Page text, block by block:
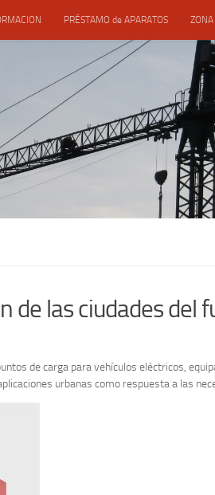
PRÉSTAMO de APARATOS
de las ciudades del
de carga para vehículos eléctricos,
urbanas como respuesta a las